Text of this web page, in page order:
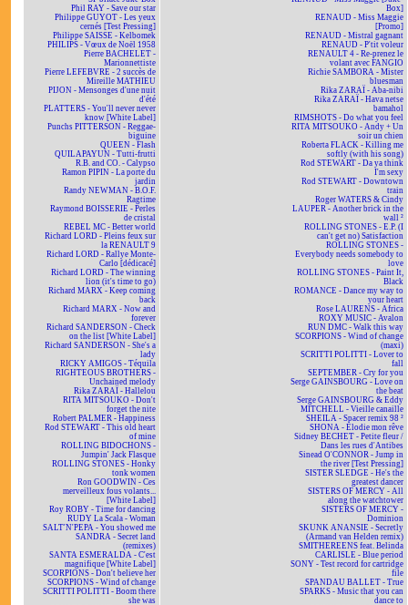
Phil RAY - Save our star
Philippe GUYOT - Les yeux
cernés [Test Pressing]
Philippe SAISSE - Kelbomek
PHILIPS - Vœux de Noël 1958
Pierre BACHELET -
Marionnettiste
Pierre LEFEBVRE - 2 succès de
Mireille MATHIEU
PIJON - Mensonges d'une nuit
d'été
PLATTERS - You'll never never
know [White Label]
Punchs PITTERSON - Reggae-
biguine
QUEEN - Flash
QUILAPAYUN - Tutti-frutti
R.B. and CO. - Calypso
Ramon PIPIN - La porte du
jardin
Randy NEWMAN - B.O.F.
Ragtime
Raymond BOISSERIE - Perles
de cristal
REBEL MC - Better world
Richard LORD - Pleins feux sur
la RENAULT 9
Richard LORD - Rallye Monte-
Carlo [dédicacé]
Richard LORD - The winning
lion (it's time to go)
Richard MARX - Keep coming
back
Richard MARX - Now and
forever
Richard SANDERSON - Check
on the list [White Label]
Richard SANDERSON - She's a
lady
RICKY AMIGOS - Téquila
RIGHTEOUS BROTHERS -
Unchained melody
Rika ZARAÏ - Hallelou
RITA MITSOUKO - Don't
forget the nite
Robert PALMER - Happiness
Rod STEWART - This old heart
of mine
ROLLING BIDOCHONS -
Jumpin' Jack Flasque
ROLLING STONES - Honky
tonk women
Ron GOODWIN - Ces
merveilleux fous volants...
[White Label]
Roy ROBY - Time for dancing
RUDY La Scala - Woman
SALT'N'PEPA - You showed me
SANDRA - Secret land
(remixes)
SANTA ESMERALDA - C'est
magnifique [White Label]
SCORPIONS - Don't believe her
SCORPIONS - Wind of change
SCRITTI POLITTI - Boom there
she was
Box]
RENAUD - Miss Maggie
[Promo]
RENAUD - Mistral gagnant
RENAUD - P'tit voleur
RENAULT 4 - Re-prenez le
volant avec FANGIO
Richie SAMBORA - Mister
bluesman
Rika ZARAÏ - Aba-nibi
Rika ZARAÏ - Hava netse
bamahol
RIMSHOTS - Do what you feel
RITA MITSOUKO - Andy + Un
soir un chien
Roberta FLACK - Killing me
softly (with his song)
Rod STEWART - Da ya think
I'm sexy
Rod STEWART - Downtown
train
Roger WATERS & Cindy
LAUPER - Another brick in the
wall ²
ROLLING STONES - E.P. (I
can't get no) Satisfaction
ROLLING STONES -
Everybody needs somebody to
love
ROLLING STONES - Paint It,
Black
ROMANCE - Dance my way to
your heart
Rose LAURENS - Africa
ROXY MUSIC - Avalon
RUN DMC - Walk this way
SCORPIONS - Wind of change
(maxi)
SCRITTI POLITTI - Lover to
fall
SEPTEMBER - Cry for you
Serge GAINSBOURG - Love on
the beat
Serge GAINSBOURG & Eddy
MITCHELL - Vieille canaille
SHEILA - Spacer remix 98 ²
SHONA - Elodie mon rêve
Sidney BECHET - Petite fleur /
Dans les rues d'Antibes
Sinead O'CONNOR - Jump in
the river [Test Pressing]
SISTER SLEDGE - He's the
greatest dancer
SISTERS OF MERCY - All
along the watchtower
SISTERS OF MERCY -
Dominion
SKUNK ANANSIE - Secretly
(Armand van Helden remix)
SMITHEREENS feat. Belinda
CARLISLE - Blue period
SONY - Test record for cartridge
file
SPANDAU BALLET - True
SPARKS - Music that you can
dance to